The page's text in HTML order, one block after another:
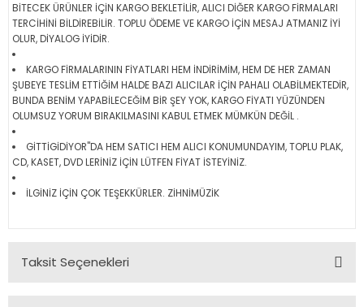
BİTECEK ÜRÜNLER İÇİN KARGO BEKLETİLİR, ALICI DİĞER KARGO FİRMALARI
TERCİHİNİ BİLDİREBİLİR. TOPLU ÖDEME VE KARGO İÇİN MESAJ ATMANIZ İYİ
OLUR, DİYALOG İYİDİR.
KARGO FİRMALARININ FİYATLARI HEM İNDİRİMİM, HEM DE HER ZAMAN
ŞUBEYE TESLİM ETTİĞİM HALDE BAZI ALICILAR İÇİN PAHALI OLABİLMEKTEDİR,
BUNDA BENİM YAPABİLECEĞİM BİR ŞEY YOK, KARGO FİYATI YÜZÜNDEN
OLUMSUZ YORUM BIRAKILMASINI KABUL ETMEK MÜMKÜN DEĞİL .
GİTTİGİDİYOR"DA HEM SATICI HEM ALICI KONUMUNDAYIM, TOPLU PLAK,
CD, KASET, DVD LERİNİZ İÇİN LÜTFEN FİYAT İSTEYİNİZ.
İLGİNİZ İÇİN ÇOK TEŞEKKÜRLER. ZİHNİMÜZİK
Taksit Seçenekleri